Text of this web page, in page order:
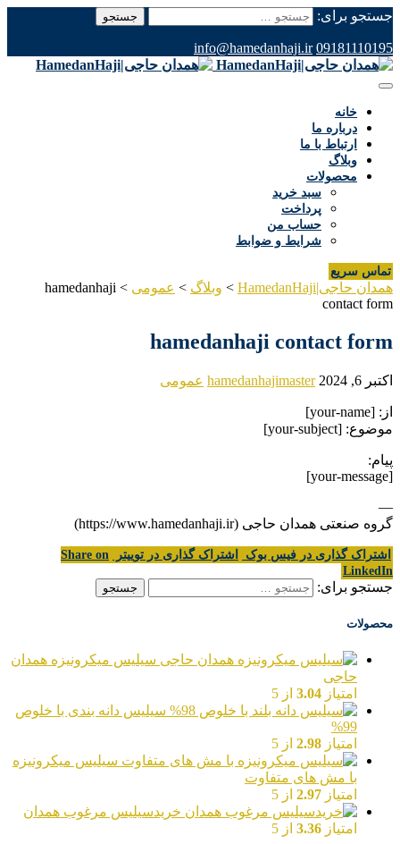
جستجو برای:
09181110195
info@hamedanhaji.ir
خانه
درباره ما
ارتباط با ما
وبلاگ
محصولات
سبد خرید
پرداخت
حساب من
شرایط و ضوابط
تماس سریع
همدان حاجی|HamedanHaji > وبلاگ > عمومی >
hamedanhaji
contact form
hamedanhaji contact form
اکتبر 6, 2024 hamedanhajimaster عمومی
از: [your-name]
موضوع: [your-subject]
پیام:
[your-message]
—
گروه صنعتی همدان حاجی (https://www.hamedanhaji.ir)
اشتراک گذاری در فیس بوک اشتراک گذاری در توییتر
Share on
LinkedIn
جستجو برای:
محصولات
سیلیس میکرونیزه همدان
حاجی
امتیاز 3.04 از 5
سیلیس دانه بندی با خلوص
99%
امتیاز 2.98 از 5
سیلیس میکرونیزه
با مش های متفاوت
امتیاز 2.97 از 5
خریدسیلیس مرغوب همدان
امتیاز 3.36 از 5